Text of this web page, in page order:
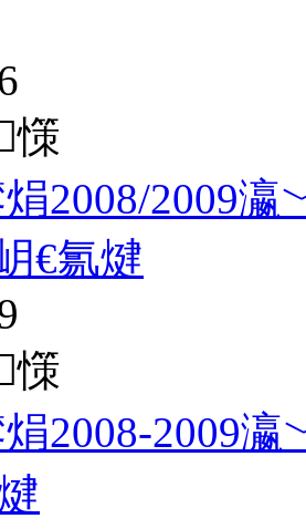
憡
2008/2009
€氱煡
憡
2008-2009